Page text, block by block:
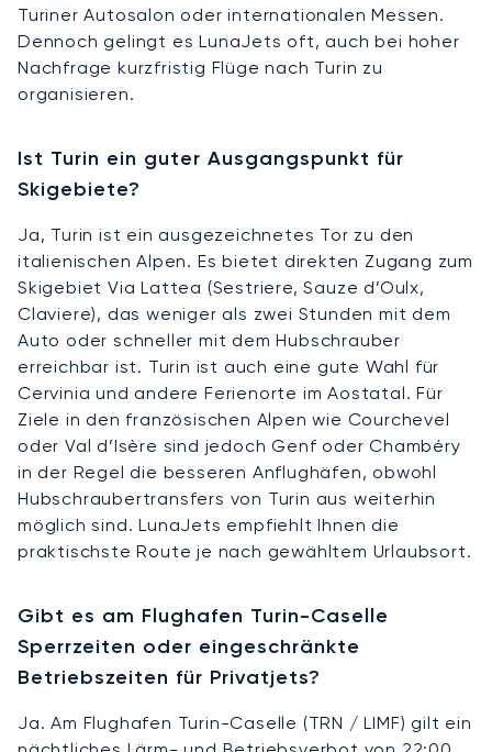
Turiner Autosalon oder internationalen Messen.
Dennoch gelingt es LunaJets oft, auch bei hoher
Nachfrage kurzfristig Flüge nach Turin zu
organisieren.
Ist Turin ein guter Ausgangspunkt für
Skigebiete?
Ja, Turin ist ein ausgezeichnetes Tor zu den
italienischen Alpen. Es bietet direkten Zugang zum
Skigebiet Via Lattea (Sestriere, Sauze d’Oulx,
Claviere), das weniger als zwei Stunden mit dem
Auto oder schneller mit dem Hubschrauber
erreichbar ist. Turin ist auch eine gute Wahl für
Cervinia und andere Ferienorte im Aostatal. Für
Ziele in den französischen Alpen wie Courchevel
oder Val d’Isère sind jedoch Genf oder Chambéry
in der Regel die besseren Anflughäfen, obwohl
Hubschraubertransfers von Turin aus weiterhin
möglich sind. LunaJets empfiehlt Ihnen die
praktischste Route je nach gewähltem Urlaubsort.
Gibt es am Flughafen Turin-Caselle
Sperrzeiten oder eingeschränkte
Betriebszeiten für Privatjets?
Ja. Am Flughafen Turin-Caselle (TRN / LIMF) gilt ein